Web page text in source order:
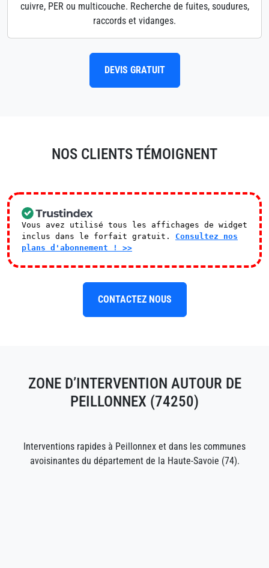
cuivre, PER ou multicouche. Recherche de fuites, soudures,
raccords et vidanges.
DEVIS GRATUIT
NOS CLIENTS TÉMOIGNENT
Vous avez utilisé tous les affichages de widget
inclus dans le forfait gratuit. Consultez nos
plans d'abonnement ! >>
CONTACTEZ NOUS
ZONE D’INTERVENTION AUTOUR DE
PEILLONNEX (74250)
Interventions rapides à Peillonnex et dans les communes
avoisinantes du département de la Haute-Savoie (74).